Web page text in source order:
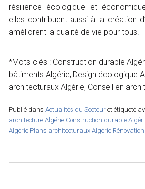
résilience écologique et
elles contribuent aussi à la création
améliorent la qualité de vie pour tous.
*Mots-clés : Construction durable
bâtiments Algérie, Design écologique
architecturaux Algérie, Conseil en
Publié dans Actualités du Secteur et étiqueté
architecture Algérie Construction durable
Algérie Plans architecturaux Algérie